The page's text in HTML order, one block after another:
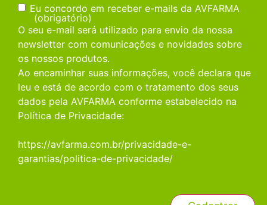
Consentimento(obrigatório)
Eu concordo em receber e-mails da AVFARMA
(obrigatório)
O seu e-mail será utilizado para envio da nossa
newsletter com comunicações e novidades sobre
os nossos produtos.
Ao encaminhar suas informações, você declara que
leu e está de acordo com o tratamento dos seus
dados pela AVFARMA conforme estabelecido na
Política de Privacidade:
https://avfarma.com.br/privacidade-e-
garantias/politica-de-privacidade/